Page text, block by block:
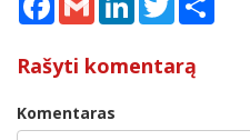
Rašyti komentarą
Komentaras